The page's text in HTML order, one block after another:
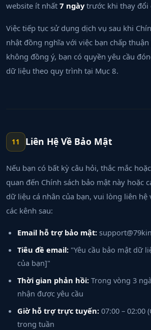
website ít nhất 7 ngàytrước khi thay đổi
Việc tiếp tục sử dụng dịch vụ sau khi
nhật đồng nghĩa với việc bạn chấp
không đồng ý, bạn có quyền yêu cầu
dữ liệu theo quy trình tại Mục 8.
11 Liên Hệ Về Bảo Mật
Nếu bạn có bất kỳ câu hỏi, thắc mắc
quan đến Chính sách bảo mật này hoặc
dữ liệu cá nhân của bạn, vui lòng liên hệ
các kênh sau:
Email hỗ trợ bảo mật:
Tiêu đề email: "Yêu cầu bảo mật dữ
của bạn]"
Thời gian phản hồi: Trong vòng 3
nhận được yêu cầu
Giờ hỗ trợ trực tuyến: 07:00 – 02:00
trong tuần